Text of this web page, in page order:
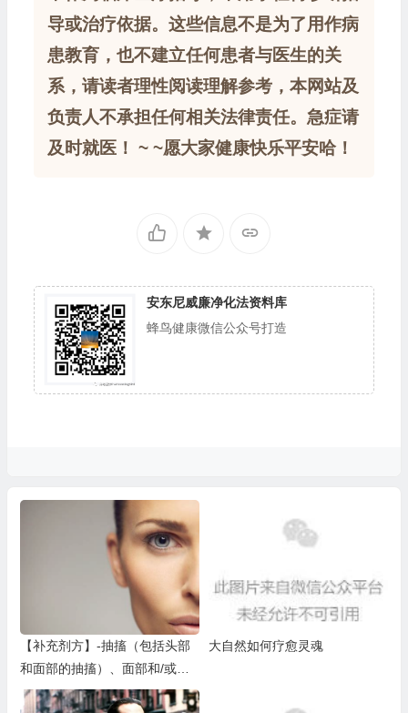
导或治疗依据。这些信息不是为了用作病
患教育，也不建立任何患者与医生的关
系，请读者理性阅读理解参考，本网站及
负责人不承担任何相关法律责任。急症请
及时就医！ ~ ~愿大家健康快乐平安哈！
安东尼威廉净化法资料库
蜂鸟健康微信公众号打造
【补充剂方】-抽搐（包括头部
和面部的抽搐）、面部和/或头
部震动、视觉障碍
大自然如何疗愈灵魂